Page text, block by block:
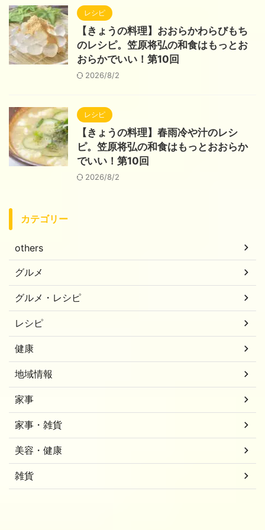
レシピ
【きょうの料理】おおらかわらびもち
のレシピ。笠原将弘の和食はもっとお
おらかでいい！第10回
2026/8/2
レシピ
【きょうの料理】春雨冷や汁のレシ
ピ。笠原将弘の和食はもっとおおらか
でいい！第10回
2026/8/2
カテゴリー
others
グルメ
グルメ・レシピ
レシピ
健康
地域情報
家事
家事・雑貨
美容・健康
雑貨